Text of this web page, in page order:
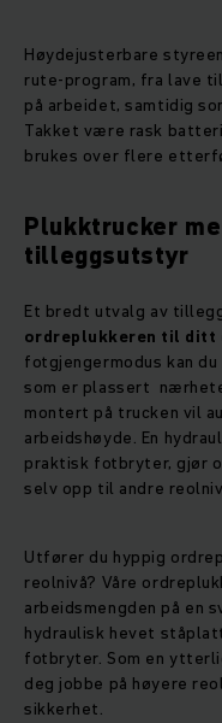
Høydejusterbare
rute-program, fra lave
på arbeidet, samtidig
Takket være rask
brukes over flere
Plukktrucker
tilleggsutstyr
Et bredt utvalg av
ordreplukkeren til
fotgjengermodus kan
som er plassert
montert på trucken vil
arbeidshøyde. En
praktisk fotbryter, gjør
selv opp til andre
Utfører du hyppig
reolnivå? Våre
arbeidsmengden på en
hydraulisk hevet
fotbryter. Som en
deg jobbe på høyere
sikkerhet.